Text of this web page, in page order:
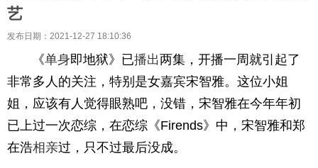
艺
发布日期：2021-12-27 18:10:36
《单身即地狱》已播出两集，开播一周就引起了
非常多人的关注，特别是女嘉宾宋智雅。这位小姐
姐，应该有人觉得眼熟吧，没错，宋智雅在今年年初
已上过一次恋综，在恋综《Firends》中，宋智雅和郑
在浩相亲过，只不过最后没成。